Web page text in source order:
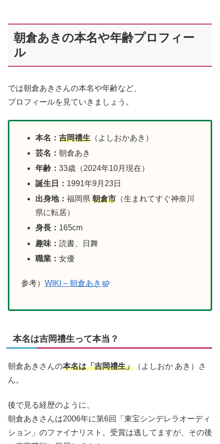
朝倉あきの本名や年齢プロフィー
ル
では朝倉あきさんの本名や年齢など、
プロフィールを見ていきましょう。
本名：吉岡禮生 （よしおかあき）
芸名：朝倉あき
年齢：33歳（2024年10月現在）
誕生日： 1991年9月23日
出身地：福岡県朝倉市 （生まれてすぐ神奈川
県に転居）
身長： 165cm
趣味：読書、日舞
職業：女優
参考） WIKI – 朝倉あき
本名は吉岡禮生って本当？
朝倉あきさんの本名は「吉岡禮生」 （よしおか あき）
さ
ん。
後で見る経歴のように、
朝倉あきさんは2006年に第6回「東宝シンデレラオーディ
ション」のファイナリスト。受賞は逃してますが、その後